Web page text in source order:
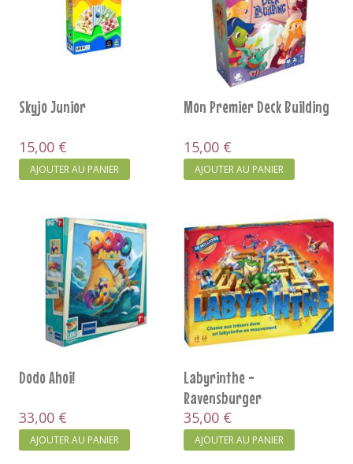
Skyjo Junior
15,00 €
AJOUTER AU PANIER
Mon Premier Deck Building
15,00 €
AJOUTER AU PANIER
Dodo Ahoi!
33,00 €
AJOUTER AU PANIER
Labyrinthe -
Ravensburger
35,00 €
AJOUTER AU PANIER